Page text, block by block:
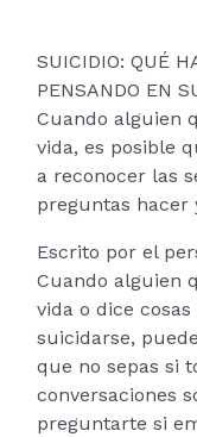
SUICIDIO: QUÉ
PENSANDO EN
Cuando alguien
vida, es posible
a reconocer las
preguntas hacer
Escrito por el
Cuando alguien
vida o dice
suicidarse,
que no sepas si
conversaciones
preguntarte si